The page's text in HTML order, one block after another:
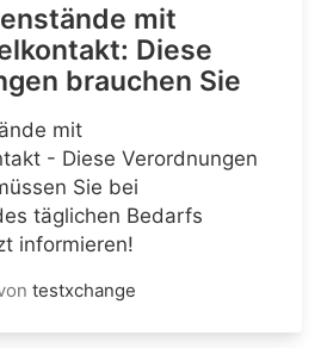
mit
Diese
brauchen Sie
mit
- Diese Verordnungen
Sie bei
täglichen Bedarfs
informieren!
testxchange